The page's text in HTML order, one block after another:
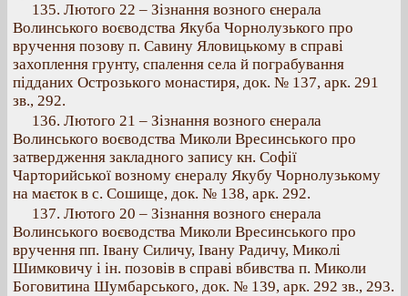
135. Лютого 22 – Зізнання возного єнерала
Волинського воєводства Якуба Чорнолузького про
вручення позову п. Савину Яловицькому в справі
захоплення грунту, спалення села й пограбування
підданих Острозького монастиря, док. № 137, арк. 291
зв., 292.
136. Лютого 21 – Зізнання возного єнерала
Волинського воєводства Миколи Вресинського про
затвердження закладного запису кн. Софії
Чарторийської возному єнералу Якубу Чорнолузькому
на маєток в с. Сошище, док. № 138, арк. 292.
137. Лютого 20 – Зізнання возного єнерала
Волинського воєводства Миколи Вресинського про
вручення пп. Івану Силичу, Івану Радичу, Миколі
Шимковичу і ін. позовів в справі вбивства п. Миколи
Боговитина Шумбарського, док. № 139, арк. 292 зв., 293.